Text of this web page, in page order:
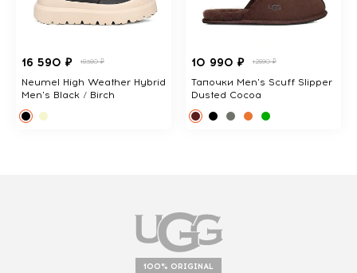
16 590 ₽ 18380 ₽
Neumel High Weather Hybrid
Men's Black / Birch
10 990 ₽ 12890 ₽
Тапочки Men's Scuff Slipper
Dusted Cocoa
100% ORIGINAL